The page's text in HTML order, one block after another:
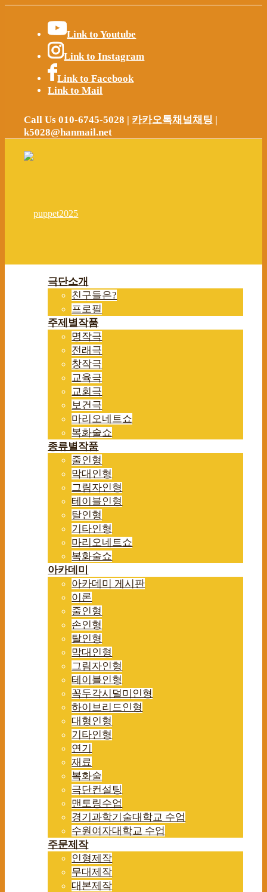
Link to Youtube
Link to Instagram
Link to Facebook
Link to Mail
Call Us 010-6745-5028 | 카카오톡채널채팅 |
k5028@hanmail.net
극단소개
친구들은?
프로필
주제별작품
명작극
전래극
창작극
교육극
교회극
보건극
마리오네트쇼
복화술쇼
종류별작품
줄인형
막대인형
그림자인형
테이블인형
탈인형
기타인형
마리오네트쇼
복화술쇼
아카데미
아카데미 게시판
이론
줄인형
손인형
탈인형
막대인형
그림자인형
테이블인형
꼭두각시덜미인형
하이브리드인형
대형인형
기타인형
연기
재료
복화술
극단컨설팅
맨토링수업
경기과학기술대학교 수업
수원여자대학교 수업
주문제작
인형제작
무대제작
대본제작